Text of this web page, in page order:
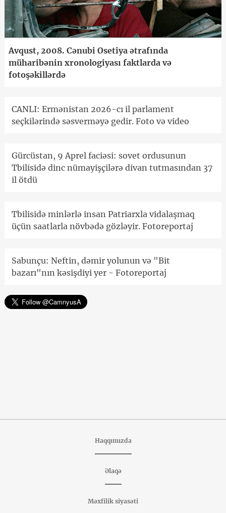
Avqust, 2008. Cənubi Osetiya ətrafında
müharibənin xronologiyası faktlarda və
fotoşəkillərdə
CANLI: Ermənistan 2026-cı il parlament
seçkilərində səsverməyə gedir. Foto və video
Gürcüstan, 9 Aprel faciəsi: sovet ordusunun
Tbilisidə dinc nümayişçilərə divan tutmasından 37
il ötdü
Tbilisidə minlərlə insan Patriarxla vidalaşmaq
üçün saatlarla növbədə gözləyir. Fotoreportaj
Sabunçu: Neftin, dəmir yolunun və "Bit
bazarı"nın kəsişdiyi yer - Fotoreportaj
Haqqımızda
Əlaqə
Məxfilik siyasəti